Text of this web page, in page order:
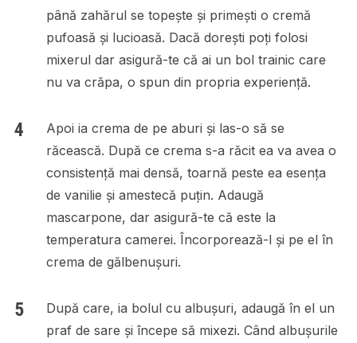
până zahărul se topește și primești o cremă
pufoasă și lucioasă. Dacă dorești poți folosi
mixerul dar asigură-te că ai un bol trainic care
nu va crăpa, o spun din propria experiență.
Apoi ia crema de pe aburi și las-o să se
răcească. După ce crema s-a răcit ea va avea o
consistență mai densă, toarnă peste ea esența
de vanilie și amestecă puțin. Adaugă
mascarpone, dar asigură-te că este la
temperatura camerei. Încorporează-l și pe el în
crema de gălbenușuri.
După care, ia bolul cu albușuri, adaugă în el un
praf de sare și începe să mixezi. Când albușurile